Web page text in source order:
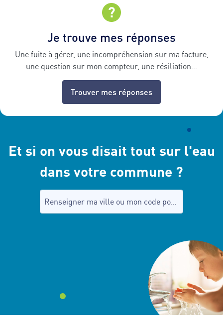
Je trouve mes réponses
Une fuite à gérer, une incompréhension sur ma facture,
une question sur mon compteur, une résiliation…
Trouver mes réponses
Et si on vous disait tout sur l'eau
dans votre commune ?
Recherche de commune, tapez dans le champ puis